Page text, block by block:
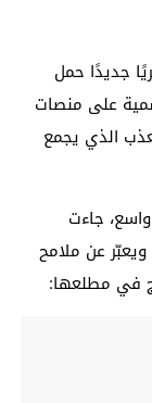
جديدًا حمل
على منصات
الذي يجمع
جاءت
عن ملامح
في مطلعها: